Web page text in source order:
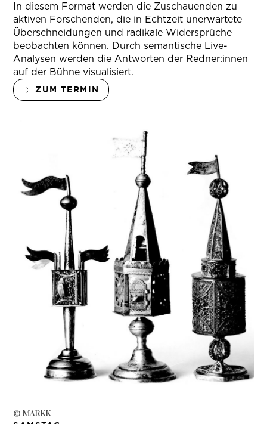
In diesem Format werden die Zuschauenden zu
aktiven Forschenden, die in Echtzeit unerwartete
Überschneidungen und radikale Widersprüche
beobachten können. Durch semantische Live-
Analysen werden die Antworten der Redner:innen
auf der Bühne visualisiert.
ZUM TERMIN
© MARKK